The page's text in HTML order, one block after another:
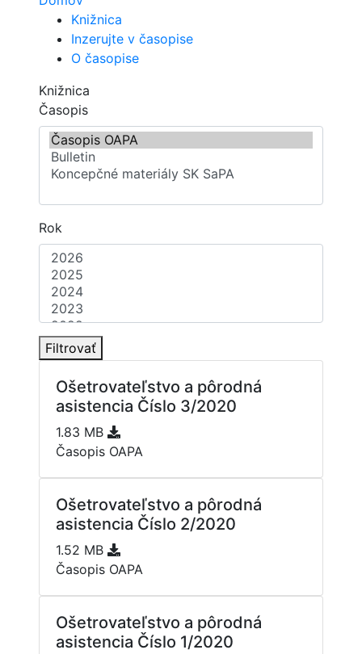
Knižnica
Inzerujte v časopise
O časopise
Knižnica
Časopis
Rok
Filtrovať
Ošetrovateľstvo a pôrodná
asistencia Číslo 3/2020
1.83 MB
Časopis OAPA
Ošetrovateľstvo a pôrodná
asistencia Číslo 2/2020
1.52 MB
Časopis OAPA
Ošetrovateľstvo a pôrodná
asistencia Číslo 1/2020